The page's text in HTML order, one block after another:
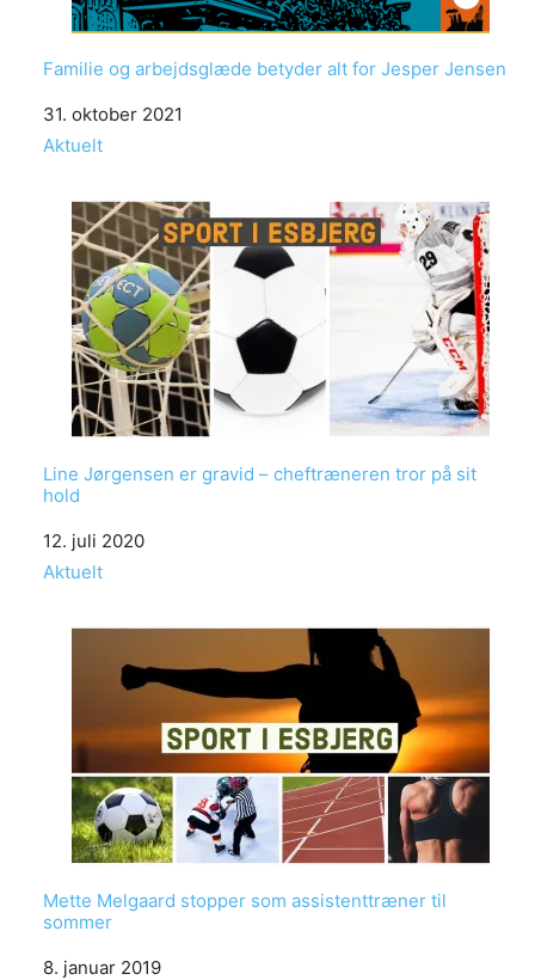
Familie og arbejdsglæde betyder alt for Jesper Jensen
Date
31. oktober 2021
In relation to
Aktuelt
Line Jørgensen er gravid – cheftræneren tror på sit
hold
Date
12. juli 2020
In relation to
Aktuelt
Mette Melgaard stopper som assistenttræner til
sommer
Date
8. januar 2019